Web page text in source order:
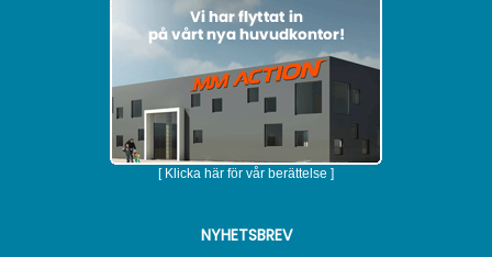
[ Klicka här för vår berättelse ]
NYHETSBREV